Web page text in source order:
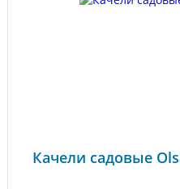
Качели садовые